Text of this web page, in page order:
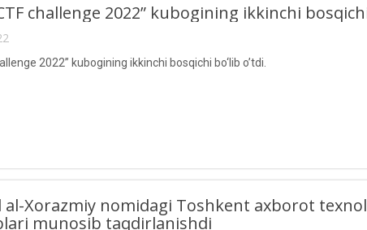
challenge 2022” kubogining ikkinchi bosqichi
2022” kubogining ikkinchi bosqichi bo‘lib o’tdi.
al-Xorazmiy nomidagi Toshkent axborot
munosib taqdirlanishdi